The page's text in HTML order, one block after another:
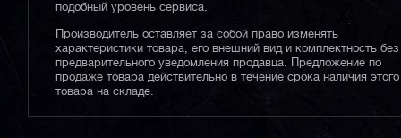
подобный уровень сервиса.
Производитель оставляет за собой право изменять
характеристики товара, его внешний вид и комплектность без
предварительного уведомления продавца. Предложение по
продаже товара действительно в течение срока наличия этого
товара на складе.